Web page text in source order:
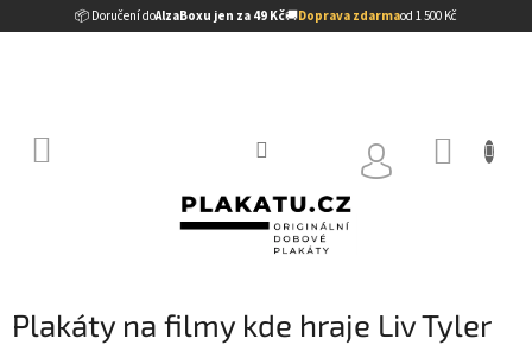
📦 Doručení doAlzaBoxu jen za 49 Kč🚚Doprava zdarmaod 1 500 Kč
na
Plakáty na filmy kde hraje Liv Tyler